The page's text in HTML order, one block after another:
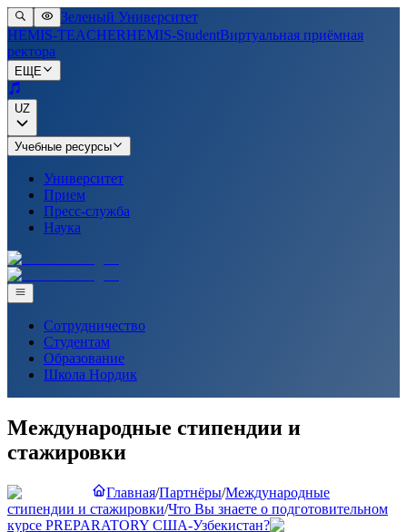
Зеленый Университет
HEMIS-TEACHERHEMIS-StudentВиртуальная приёмная
ректора
ЕЩЕ
UZ
Учебные ресурсы
Университет
Прием
Пресс-служба
Наука
Сотрудничество
Студентам
Образование
Школа Нордик
Международные стипендии и
стажировки
Главная/Партнёры/Международные
стипендии и стажировки/Что Вы знаете о подготовительном
курсе PREPARATORY США-Узбекистан?